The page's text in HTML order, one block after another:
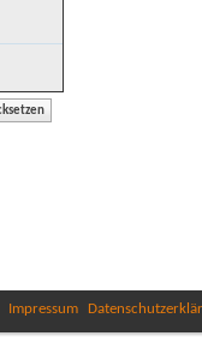
Impressum